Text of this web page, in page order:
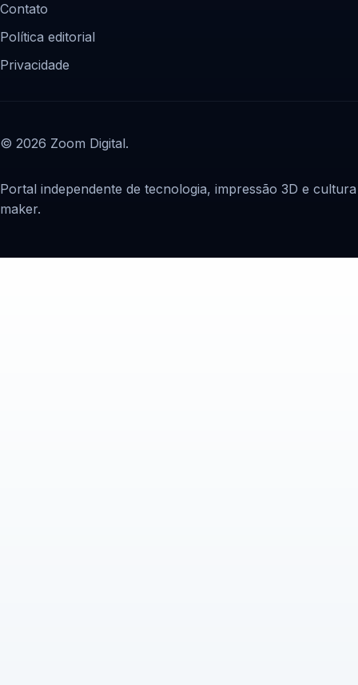
Contato
Política editorial
Privacidade
© 2026 Zoom Digital.
Portal independente de tecnologia, impressão 3D e cultura
maker.